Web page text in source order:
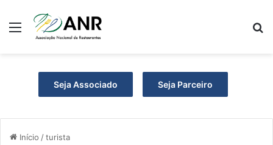
Menu
Seja Associado Seja Parceiro
Início /turista